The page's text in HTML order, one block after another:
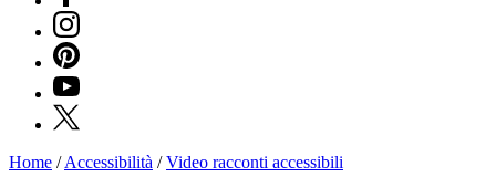
Instagram
Pinterest
YouTube
X
Home /Accessibilità /Video racconti accessibili